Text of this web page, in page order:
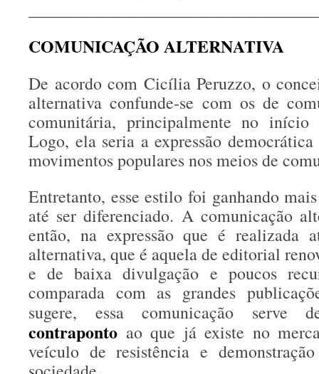
COMUNICAÇÃO ALTERNATIVA
De acordo com Cicília Peruzzo, o
alternativa confunde-se com os de
comunitária, principalmente no início
Logo, ela seria a expressão
movimentos populares nos meios de
Entretanto, esse estilo foi ganhando
até ser diferenciado. A comunicação
então, na expressão que é realizada
alternativa, que é aquela de editorial
e de baixa divulgação e poucos
comparada com as grandes
sugere, essa comunicação serve
contraponto ao que já existe no
veículo de resistência e